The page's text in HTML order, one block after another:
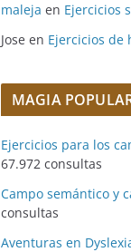
maleja en Ejercicios
Jose en Ejercicios de
MAGIA
Ejercicios para los
67.972 consultas
Campo semántico y
consultas
Aventuras en